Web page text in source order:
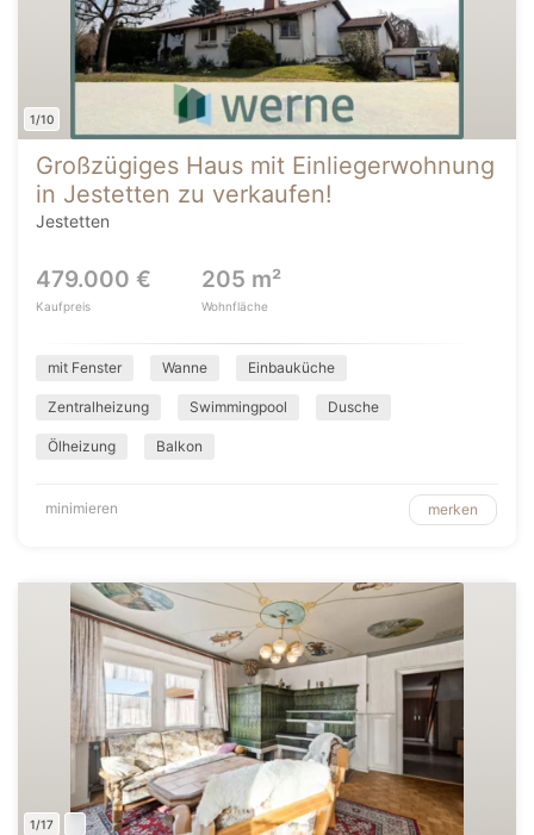
1/10
Großzügiges Haus mit Einliegerwohnung
in Jestetten zu verkaufen!
Jestetten
479.000 €
Kaufpreis
205 m²
Wohnfläche
mit Fenster Wanne Einbauküche
Zentralheizung Swimmingpool Dusche
Ölheizung Balkon
minimieren merken
1/17